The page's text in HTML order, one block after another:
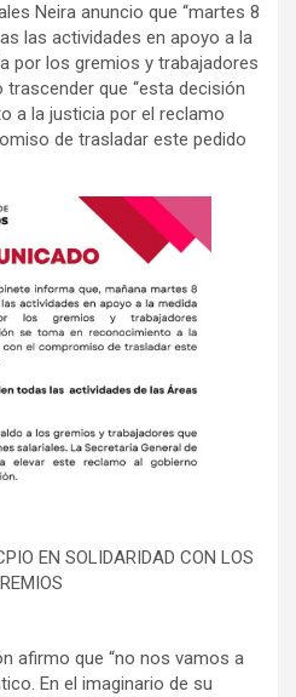
Neira anuncio que “martes 8
las actividades en apoyo a la
por los gremios y trabajadores
que “esta decisión
a la justicia por el reclamo
de trasladar este pedido
EN SOLIDARIDAD CON LOS
afirmo que “no nos vamos a
En el imaginario de su